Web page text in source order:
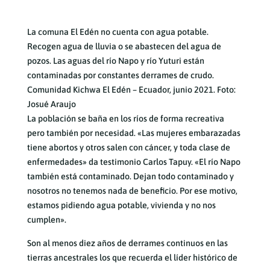
La comuna El Edén no cuenta con agua potable.
Recogen agua de lluvia o se abastecen del agua de
pozos. Las aguas del río Napo y río Yuturi están
contaminadas por constantes derrames de crudo.
Comunidad Kichwa El Edén – Ecuador, junio 2021. Foto:
Josué Araujo
La población se baña en los ríos de forma recreativa
pero también por necesidad. «Las mujeres embarazadas
tiene abortos y otros salen con cáncer, y toda clase de
enfermedades» da testimonio Carlos Tapuy. «El río Napo
también está contaminado. Dejan todo contaminado y
nosotros no tenemos nada de beneficio. Por ese motivo,
estamos pidiendo agua potable, vivienda y no nos
cumplen».
Son al menos diez años de derrames continuos en las
tierras ancestrales los que recuerda el líder histórico de